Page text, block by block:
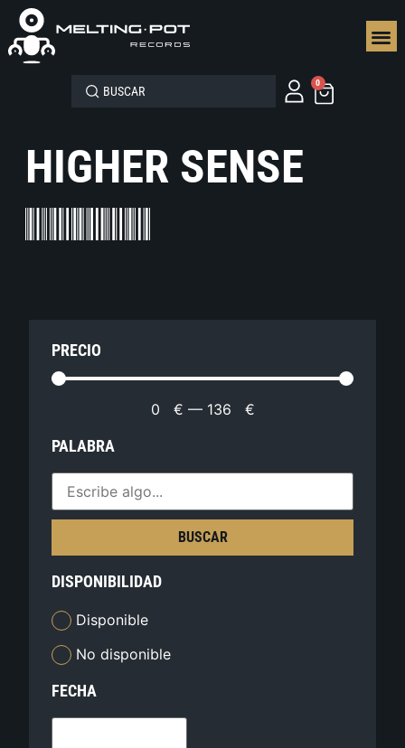
0
HIGHER SENSE
PRECIO
0 € — 136 €
PALABRA
BUSCAR
DISPONIBILIDAD
Disponible
No disponible
FECHA